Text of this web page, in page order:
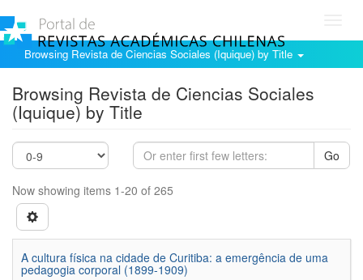
Browsing Revista de Ciencias Sociales (Iquique) by Title
Browsing Revista de Ciencias Sociales
(Iquique) by Title
Go
Now showing items 1-20 of 265
A cultura física na cidade de Curitiba: a emergência de uma
pedagogia corporal (1899-1909)